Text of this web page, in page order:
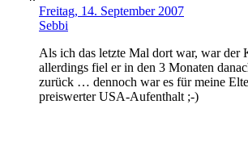
Freitag, 14. September 2007
Sebbi
Als ich das letzte Mal dort war, war
allerdings fiel er in den 3 Monaten
zurück … dennoch war es für meine
preiswerter USA-Aufenthalt ;-)